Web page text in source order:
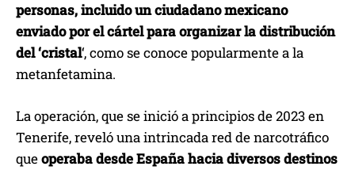
personas, incluido un ciudadano mexicano
enviado por el cártel para organizar la distribución
del ‘cristal‘, como se conoce popularmente a la
metanfetamina.
La operación, que se inició a principios de 2023 en
Tenerife, reveló una intrincada red de narcotráfico
queoperaba desde España hacia diversos destinos